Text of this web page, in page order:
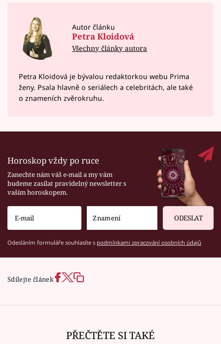
Autor článku
Petra Kloidová
Všechny články autora
Petra Kloidová je bývalou redaktorkou webu Prima
ženy. Psala hlavně o seriálech a celebritách, ale také
o znameních zvěrokruhu.
Horoskop vždy po ruce
Zanechte nám váš e-mail a my vám
budeme zasílat pravidelný newsletter s
vaším horoskopem.
ODESLAT
Odesláním formuláře souhlasíte s podmínkami zpracování osobních údajů
Sdílejte článek
PŘEČTĚTE SI TAKÉ